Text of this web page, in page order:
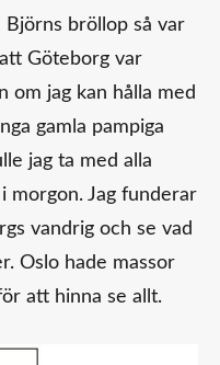
Björns bröllop så var
Göteborg var
om jag kan hålla med
gamla pampiga
jag ta med alla
morgon. Jag funderar
vandrig och se vad
Oslo hade massor
att hinna se allt.